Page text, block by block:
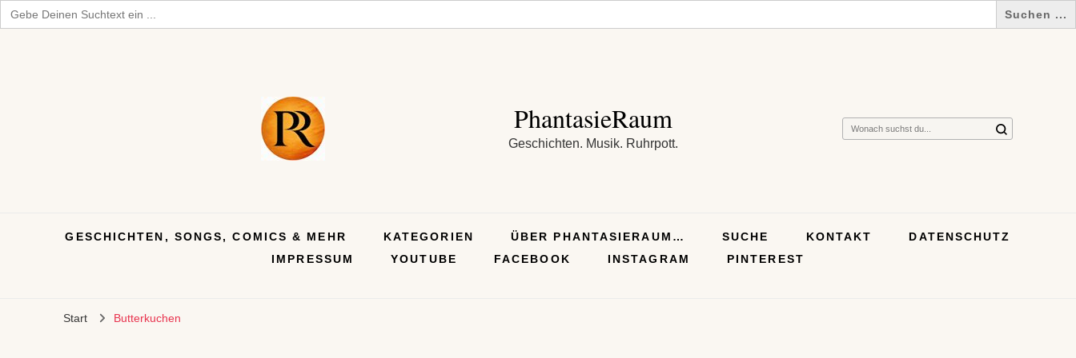
Search
for:
PhantasieRaum
Geschichten. Musik. Ruhrpott.
Suchst
GESCHICHTEN, SONGS, COMICS & MEHR KATEGORIEN ÜBER PHANTASIERAUM… SUCHE KONTAKT
DATENSCHUTZ
IMPRESSUM
YOUTUBE FACEBOOK INSTAGRAM PINTEREST
Start Butterkuchen